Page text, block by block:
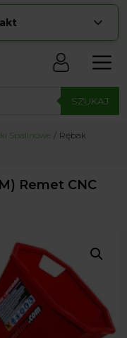
pokaż numer
pokaż numer
Sb: 8:00 – 20:00
SZUKAJ
Spalinowe
Rębak
Remet CNC